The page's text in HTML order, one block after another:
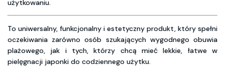
użytkowaniu.
To uniwersalny, funkcjonalny i estetyczny produkt, który spełni
oczekiwania zarówno osób szukających wygodnego obuwia
plażowego, jak i tych, którzy chcą mieć lekkie, łatwe w
pielęgnacji japonki do codziennego użytku.